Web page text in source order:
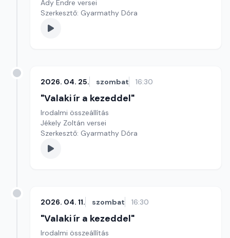
Ady Endre versei
Szerkesztő: Gyarmathy Dóra
2026. 04. 25. szombat 16:30
"Valaki ír a kezeddel"
Irodalmi összeállítás
Jékely Zoltán versei
Szerkesztő: Gyarmathy Dóra
2026. 04. 11. szombat 16:30
"Valaki ír a kezeddel"
Irodalmi összeállítás